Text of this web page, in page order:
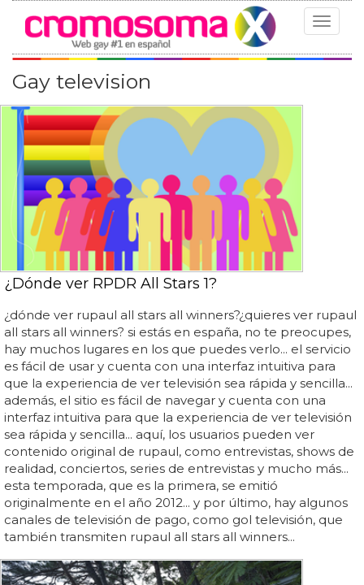
Toggle
Gay television
¿Dónde ver RPDR All Stars 1?
¿dónde ver rupaul all stars all winners?¿quieres ver rupaul
all stars all winners? si estás en españa, no te preocupes,
hay muchos lugares en los que puedes verlo... el servicio
es fácil de usar y cuenta con una interfaz intuitiva para
que la experiencia de ver televisión sea rápida y sencilla...
además, el sitio es fácil de navegar y cuenta con una
interfaz intuitiva para que la experiencia de ver televisión
sea rápida y sencilla... aquí, los usuarios pueden ver
contenido original de rupaul, como entrevistas, shows de
realidad, conciertos, series de entrevistas y mucho más...
esta temporada, que es la primera, se emitió
originalmente en el año 2012... y por último, hay algunos
canales de televisión de pago, como gol televisión, que
también transmiten rupaul all stars all winners...